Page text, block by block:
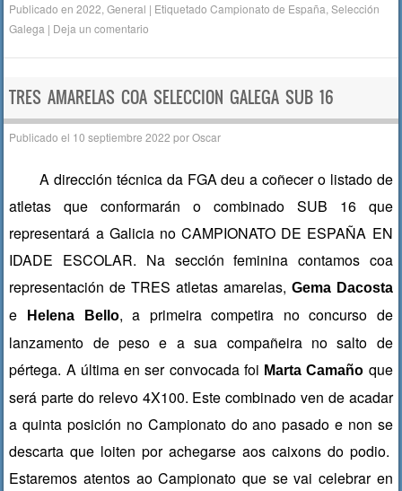
c
e
b
o
o
k
tt
er
at
s
A
p
p
m
p
ar
tir
Publicado en2022 ,General | EtiquetadoCampionato de España ,Selección
Galega | Deja un comentario
TRES AMARELAS COA SELECCION GALEGA SUB 16
Publicado el 10 septiembre 2022 porOscar
A dirección técnica da FGA deu a coñecer o listado de
atletas que conformarán o combinado SUB 16 que
representará a Galicia no CAMPIONATO DE ESPAÑA EN
IDADE ESCOLAR. Na sección feminina contamos coa
representación de TRES atletas amarelas, Gema Dacosta
e Helena Bello, a primeira competira no concurso de
lanzamento de peso e a sua compañeira no salto de
pértega. A última en ser convocada foi Marta Camaño que
será parte do relevo 4X100. Este combinado ven de acadar
a quinta posición no Campionato do ano pasado e non se
descarta que loiten por achegarse aos caixons do podio.
Estaremos atentos ao Campionato que se vai celebrar en